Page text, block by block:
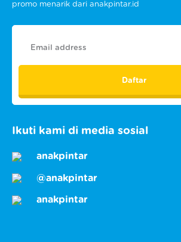
promo menarik dari anakpintar.id
Ikuti kami di media sosial
anakpintar
@anakpintar
anakpintar